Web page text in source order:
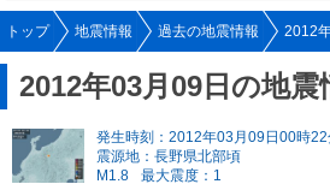
トップ 地震情報 過去の地震情報 2012
2012年03月09日の地震
発生時刻：2012年03月09日00時22
震源地：長野県北部頃
M1.8
最大震度：1